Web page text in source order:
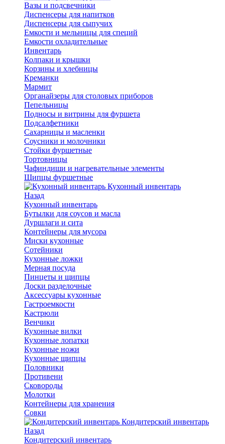
Вазы и подсвечники
Диспенсеры для напитков
Диспенсеры для сыпучих
Емкости и мельницы для специй
Емкости охладительные
Инвентарь
Колпаки и крышки
Корзины и хлебницы
Креманки
Мармит
Органайзеры для столовых приборов
Пепельницы
Подносы и витрины для фуршета
Подсалфетники
Сахарницы и масленки
Соусники и молочники
Стойки фуршетные
Тортовницы
Чафиндиши и нагревательные элементы
Щипцы фуршетные
Кухонный инвентарь
Назад
Кухонный инвентарь
Бутылки для соусов и масла
Дуршлаги и сита
Контейнеры для мусора
Миски кухонные
Сотейники
Кухонные ложки
Мерная посуда
Пинцеты и щипцы
Доски разделочные
Аксессуары кухонные
Гастроемкости
Кастрюли
Венчики
Кухонные вилки
Кухонные лопатки
Кухонные ножи
Кухонные щипцы
Половники
Противени
Сковороды
Молотки
Контейнеры для хранения
Совки
Кондитерский инвентарь
Назад
Кондитерский инвентарь